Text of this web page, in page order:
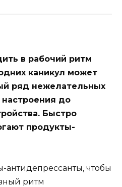
в рабочий ритм
каникул может
ряд нежелательных
настроения до
Быстро
продукты-
антидепрессанты, чтобы
ритм